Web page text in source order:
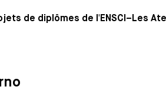
de diplômes de l'ENSCI–Les